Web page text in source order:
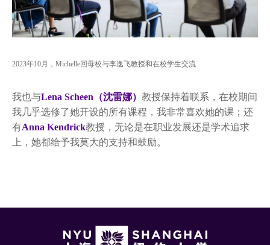
2023年10月，Michelle回母校与李逸飞教授和在校学生交流
我也与Lena Scheen（沈雷娜） 教授保持着联系，在校期间
我几乎选修了她开设的所有课程，我非常喜欢她的课；还
有Anna Kendrick教授，无论是在职业发展还是学术追求
上，她都给予我莫大的支持和鼓励。